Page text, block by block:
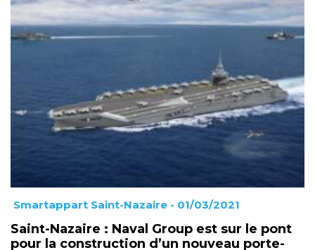
Smartappart Saint-Nazaire - 01/03/2021
Saint-Nazaire : Naval Group est sur le pont
pour la construction d’un nouveau porte-